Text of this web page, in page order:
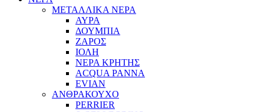
ΜΕΤΑΛΛΙΚΑ ΝΕΡΑ
ΑΥΡΑ
ΔΟΥΜΠΙΑ
ΖΑΡΟΣ
ΙΟΛΗ
ΝΕΡΑ ΚΡΗΤΗΣ
ACQUA PANNA
EVIAN
ΑΝΘΡΑΚΟΥΧΟ
PERRIER